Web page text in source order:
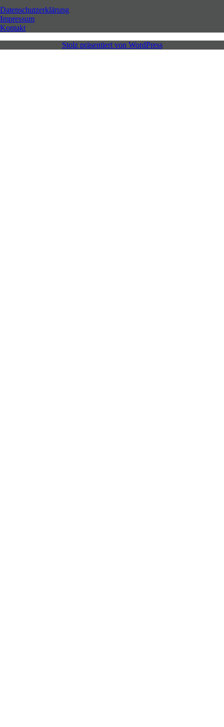
Datenschutzerklärung
Impressum
Kontakt
Stolz präsentiert von WordPress